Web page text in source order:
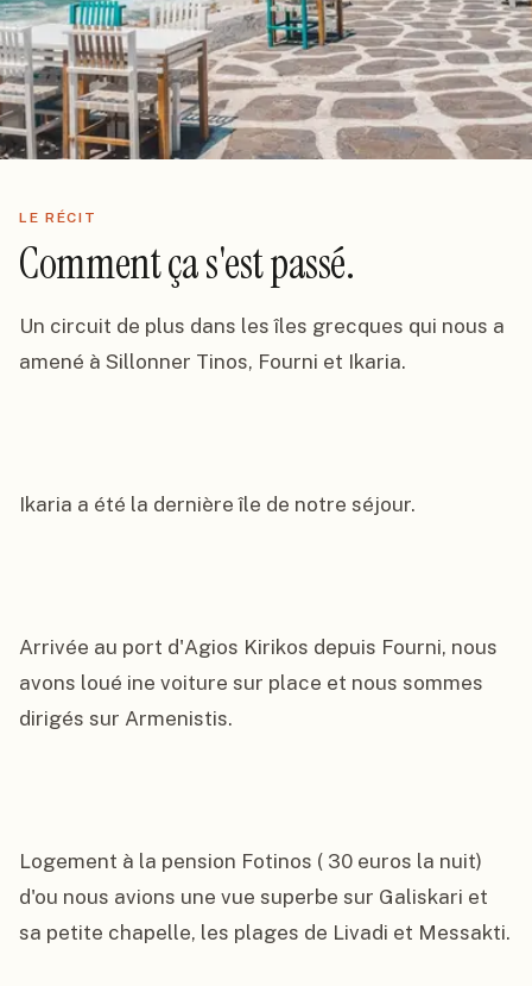
LE RÉCIT
Comment ça s'est passé.
Un circuit de plus dans les îles grecques qui nous a
amené à Sillonner Tinos, Fourni et Ikaria.
Ikaria a été la dernière île de notre séjour.
Arrivée au port d'Agios Kirikos depuis Fourni, nous
avons loué ine voiture sur place et nous sommes
dirigés sur Armenistis.
Logement à la pension Fotinos ( 30 euros la nuit)
d'ou nous avions une vue superbe sur Galiskari et
sa petite chapelle, les plages de Livadi et Messakti.